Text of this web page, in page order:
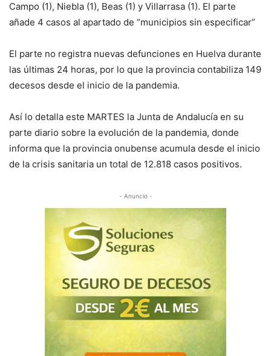
Campo (1), Niebla (1), Beas (1) y Villarrasa (1). El parte
añade 4 casos al apartado de “municipios sin especificar”
El parte no registra nuevas defunciones en Huelva durante
las últimas 24 horas, por lo que la provincia contabiliza 149
decesos desde el inicio de la pandemia.
Así lo detalla este MARTES la Junta de Andalucía en su
parte diario sobre la evolución de la pandemia, donde
informa que la provincia onubense acumula desde el inicio
de la crisis sanitaria un total de 12.818 casos positivos.
- Anuncio -